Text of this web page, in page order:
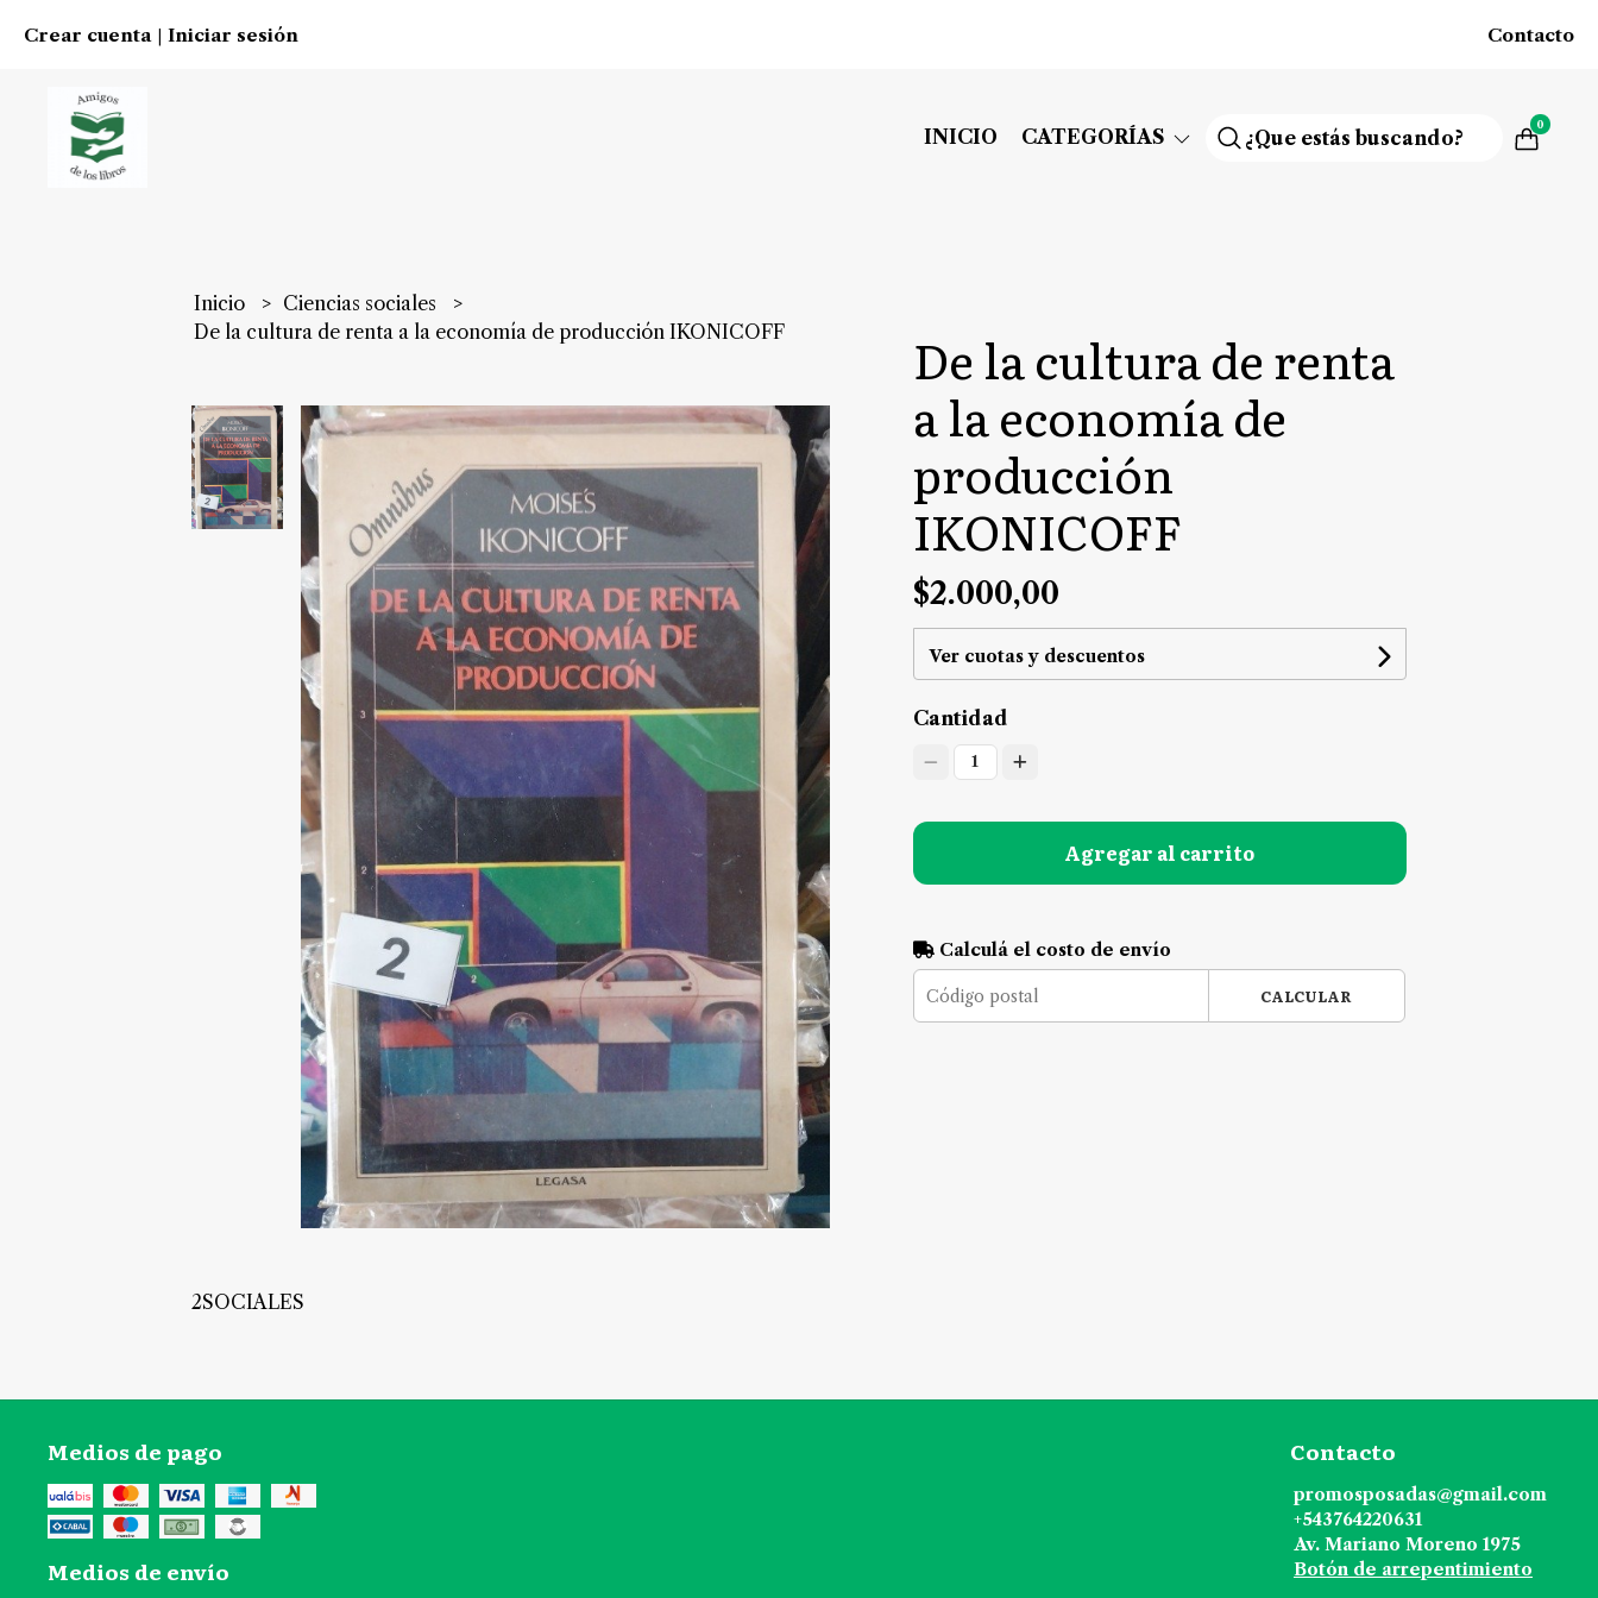
Crear cuenta Iniciar sesión Contacto
INICIO CATEGORÍAS
0
Inicio
Ciencias sociales
De la cultura de renta a la economía de producción IKONICOFF
2SOCIALES
De la cultura de renta
a la economía de
producción
IKONICOFF
$2.000,00
Ver cuotas y descuentos
Cantidad
1
Agregar al carrito
Calculá el costo de envío
CALCULAR
Medios de pago
Medios de envío
Contacto
promosposadas@gmail.com
+543764220631
Av. Mariano Moreno 1975
Botón de arrepentimiento